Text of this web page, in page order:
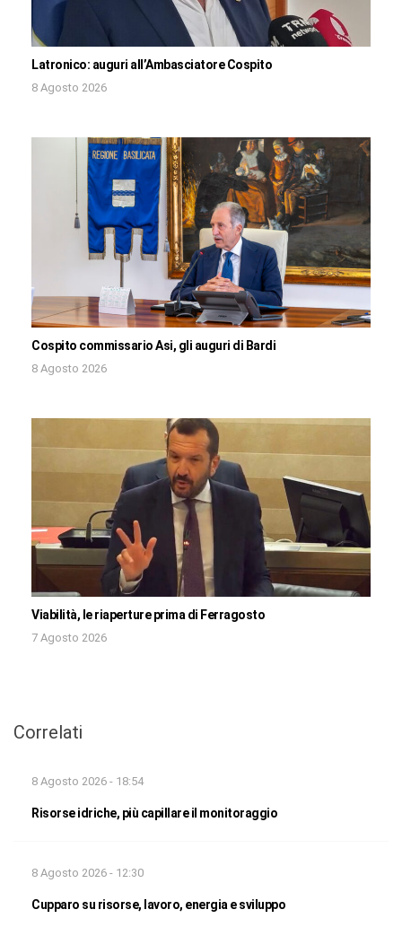
Latronico: auguri all’Ambasciatore Cospito
8 Agosto 2026
Cospito commissario Asi, gli auguri di Bardi
8 Agosto 2026
Viabilità, le riaperture prima di Ferragosto
7 Agosto 2026
Correlati
8 Agosto 2026 - 18:54
Risorse idriche, più capillare il monitoraggio
8 Agosto 2026 - 12:30
Cupparo su risorse, lavoro, energia e sviluppo